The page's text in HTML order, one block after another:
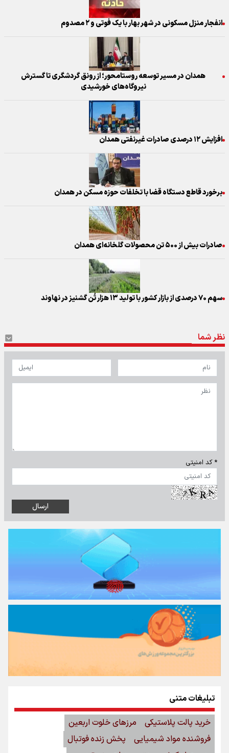
انفجار منزل مسکونی در شهر بهار با یک فوتی و ۲ مصدوم
همدان در مسیر توسعه روستامحور؛ از رونق گردشگری تا گسترش
نیروگاه‌های خورشیدی
افزایش ۱۲ درصدی صادرات غیرنفتی همدان
برخورد قاطع دستگاه قضا با تخلفات حوزه مسکن در همدان
صادرات بیش از ۵۰۰ تن محصولات گلخانه‌ای همدان
سهم ۷۰ درصدی از بازار کشور با تولید ۱۳ هزار تُن گشنیز در نهاوند
نظر شما
* کد امنیتی
تبلیغات متنی
خرید پالت پلاستیکی
مرزهای خلوت اربعین
فروشنده مواد شیمیایی
پخش زنده فوتبال